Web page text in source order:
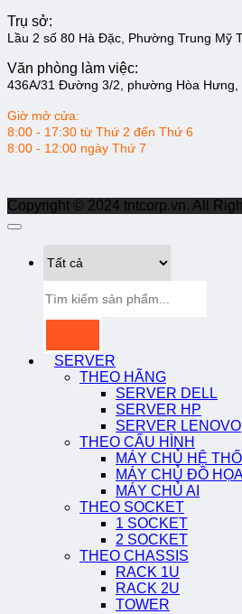
Trụ sở:
Lầu 2 số 80 Hà Đặc, Phường Trung Mỹ
Văn phòng làm việc:
436A/31 Đường 3/2, phường Hòa Hưng,
Giờ mở cửa:
8:00 - 17:30 từ Thứ 2 đến Thứ 6
8:00 - 12:00 ngày Thứ 7
Copyright © 2024 tntcorp.vn. All
kiếm:
SERVER
THEO HÃNG
SERVER DELL
SERVER HP
SERVER LENOVO
THEO CẤU HÌNH
MÁY CHỦ HỆ
MÁY CHỦ ĐỒ
MÁY CHỦ AI
THEO SOCKET
1 SOCKET
2 SOCKET
THEO CHASSIS
RACK 1U
RACK 2U
TOWER